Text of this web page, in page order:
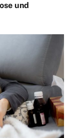
und